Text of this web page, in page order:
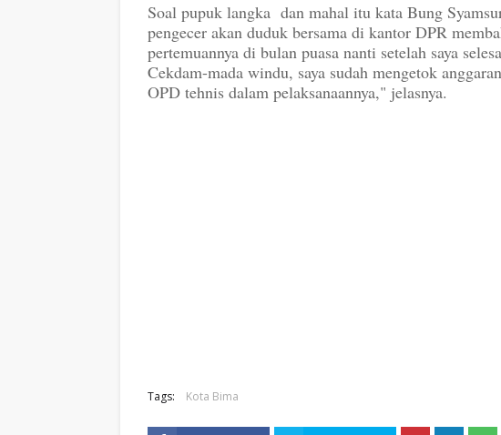
Soal pupuk langka dan mahal itu kata Bung
pengecer akan duduk bersama di kantor DPR
pertemuannya di bulan puasa nanti setelah saya
Cekdam-mada windu, saya sudah mengetok
OPD tehnis dalam pelaksanaannya," jelasnya.
Tags: Kota Bima